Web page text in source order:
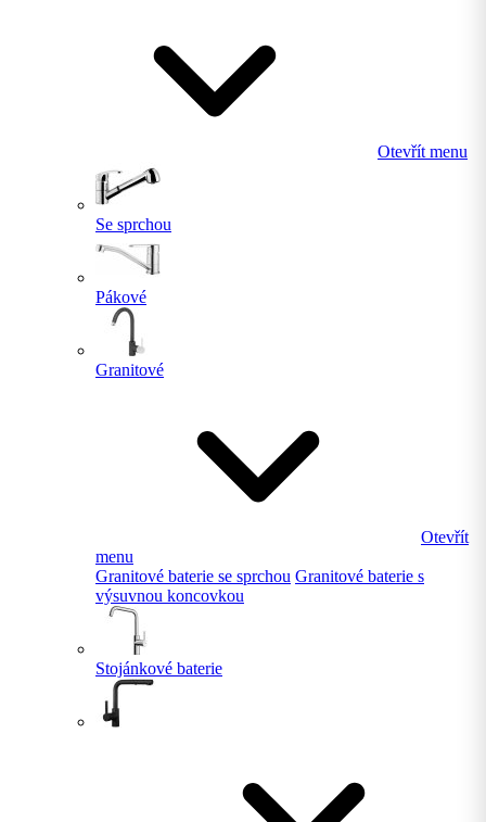
Otevřít menu
Se sprchou
Pákové
Granitové
Otevřít
menu
Granitové baterie se sprchou Granitové baterie s
výsuvnou koncovkou
Stojánkové baterie